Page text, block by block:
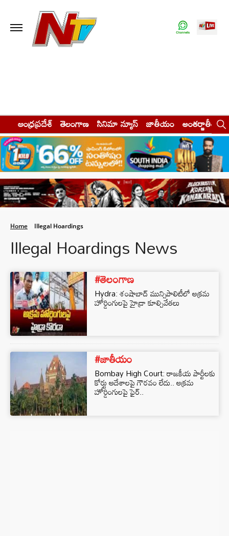
ఆంధ్రప్రదేశ్ తెలంగాణ సినిమా న్యూస్ జాతీయం అంతర్జాతీయం
Home Illegal Hoardings
Illegal Hoardings News
#తెలంగాణ
Hydra: శంషాబాద్ మున్సిపాలిటీలో అక్రమ
హోర్డింగులపై హైడ్రా కూల్చివేతలు
#జాతీయం
Bombay High Court: రాజకీయ పార్టీలకు
కోర్టు ఆదేశాలపై గౌరవం లేదు.. అక్రమ
హోర్డింగులపై ఫైర్..